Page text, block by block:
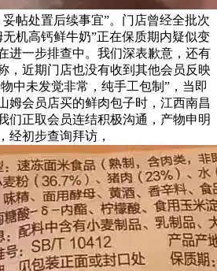
帖处置后续事宜”。门店曾经全批次
机高钙鲜牛奶”正在保质期内疑似变
进一步排查中。我们深表歉意，还有
，近期门店也没有收到其他会员反映
中未发觉非常，纯手工包制”，当即
姆会员店买的鲜肉包子时，江西南昌
们正取会员连结积极沟通，产物申明
经初步查询拜访，